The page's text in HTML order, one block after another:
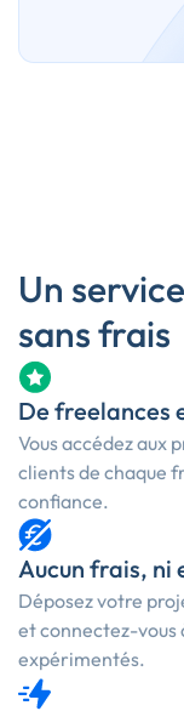
Un
sans frais
De freelances
Vous accédez aux
clients de chaque
confiance.
Aucun frais, ni
Déposez votre
et connectez-vous
expérimentés.